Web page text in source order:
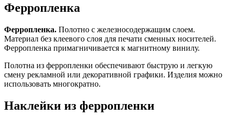
Ферропленка
Ферропленка. Полотно с железносодержащим слоем.
Материал без клеевого слоя для печати сменных носителей.
Ферропленка примагничивается к магнитному винилу.
Полотна из ферропленки обеспечивают быструю и легкую
смену рекламной или декоративной графики. Изделия можно
использовать многократно.
Наклейки из ферропленки